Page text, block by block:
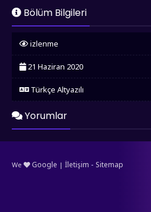
İzledim
1. Sezon 9. Bölüm
İzledim
İzledim
Bölüm Bilgileri
izlenme
21 Haziran 2020
Türkçe Altyazılı
Yorumlar
We Google | İletişim - Sitemap